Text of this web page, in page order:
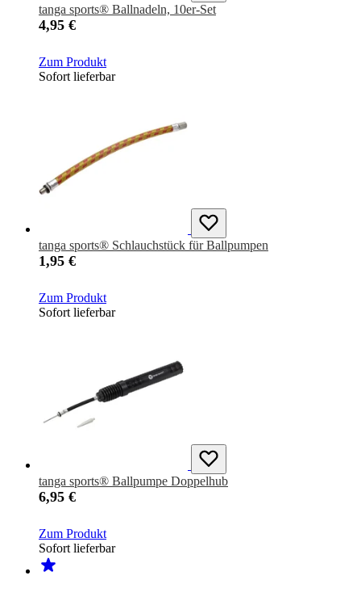
tanga sports® Ballnadeln, 10er-Set
4,95 €
Zum Produkt
Sofort lieferbar
tanga sports® Schlauchstück für Ballpumpen
1,95 €
Zum Produkt
Sofort lieferbar
tanga sports® Ballpumpe Doppelhub
6,95 €
Zum Produkt
Sofort lieferbar